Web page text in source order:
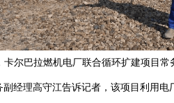
卡尔巴拉燃机电厂联合循环扩建项目
经理高守江告诉记者，该项目利用